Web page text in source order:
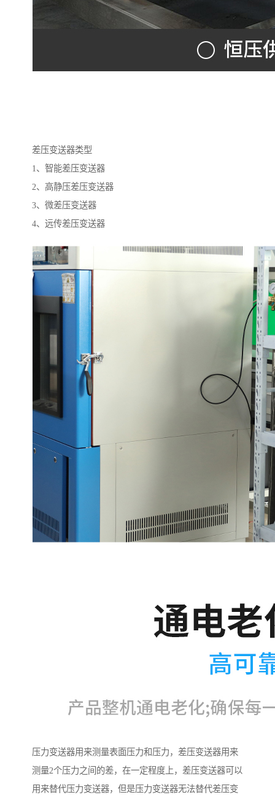
差压变送器类型
1、智能差压变送器
2、高静压差压变送器
3、微差压变送器
4、远传差压变送器
压力变送器用来测量表面压力和压力，差压变送器用来
测量2个压力之间的差，在一定程度上，差压变送器可以
用来替代压力变送器，但是压力变送器无法替代差压变